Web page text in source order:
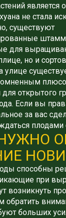
является
не стала
существуют
для
но и
улице
открытого
Если вы
за вас
способны
при
возникнуть
больших